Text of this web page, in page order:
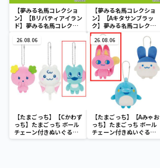
【夢みる名馬コレクショ
ン】【Bリバティアイラン
ド】夢みる名馬コレクシ
ス①
【夢みる名馬コレクショ
ン】【Aキタサンブラッ
ク】夢みる名馬コレクシ
ョン ぬいぐるみパスケー
ス①
26.08.06
【たまごっち】【Cかわず
っち】たまごっち ボール
チェーン付きぬいぐるみ
～Tamagotchi
26.08.06
【たまごっち】【Aみゃお
っち】たまごっち ボール
チェーン付きぬいぐるみ
～Tamagotchi